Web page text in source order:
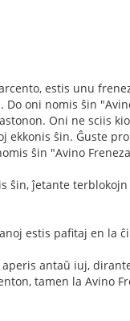
estis unu
oni nomis ŝin
Oni ne sciis
ŝin. Ĝuste
ŝin "Avino
ŝin, ĵetante
estis pafitaj en la
antaŭ iuj,
tamen la Avino